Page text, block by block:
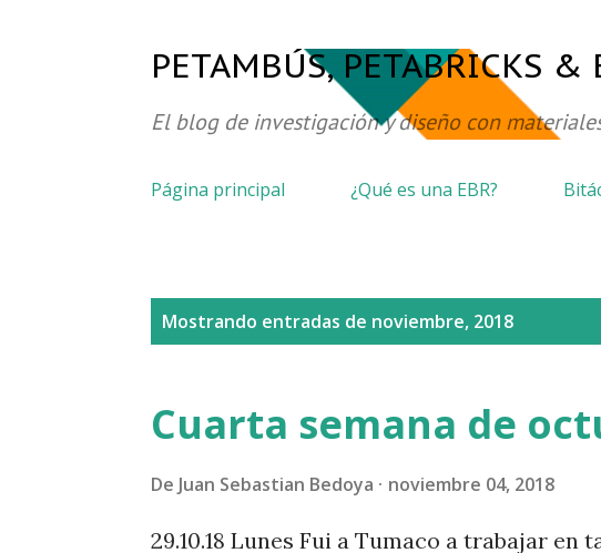
PETAMBÚS, PETABRICKS &
El blog de investigación y diseño con
Página principal ¿Qué es una EBR?
Mostrando entradas de noviembre, 2018
Cuarta semana de
De Juan Sebastian Bedoya noviembre 04, 2018
29.10.18 Lunes Fui a Tumaco a trabajar